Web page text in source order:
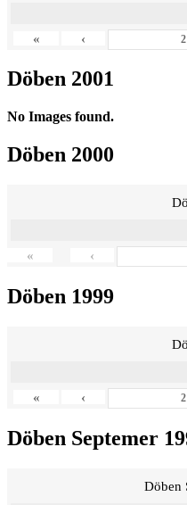
« ‹
Döben 2001
No Images found.
Döben 2000
« ‹
Döben 1999
« ‹
Döben Septemer
Döben